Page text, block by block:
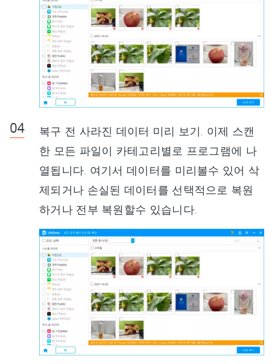
복구 전 사라진 데이터 미리 보기. 이제 스캔
한 모든 파일이 카테고리별로 프로그램에 나
열됩니다. 여기서 데이터를 미리볼수 있어 삭
제되거나 손실된 데이터를 선택적으로 복원
하거나 전부 복원할수 있습니다.